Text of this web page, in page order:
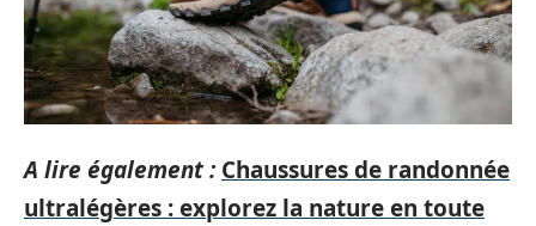
A lire également : Chaussures de randonnée
ultralégères : explorez la nature en toute